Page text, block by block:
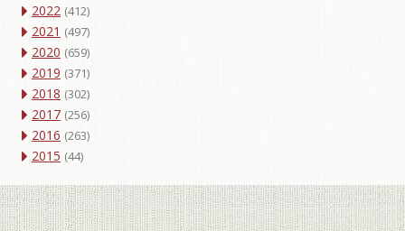
2022 (412)
2021 (497)
2020 (659)
2019 (371)
2018 (302)
2017 (256)
2016 (263)
2015 (44)